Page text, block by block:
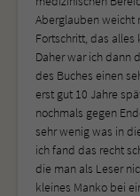
Aberglauben weicht
Fortschritt, das alles
Daher war ich dann
des Buches einen
erst gut 10 Jahre
nochmals gegen
sehr wenig was in
ich fand das recht
die man als Leser
kleines Manko bei